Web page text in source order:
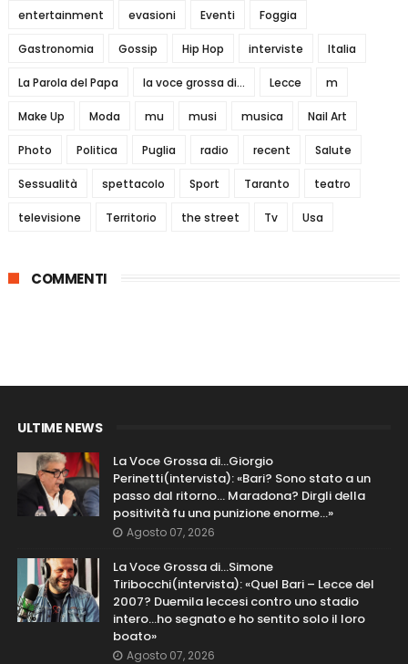
entertainment evasioni Eventi Foggia
Gastronomia Gossip Hip Hop interviste Italia
La Parola del Papa la voce grossa di... Lecce m
Make Up Moda mu musi musica Nail Art
Photo Politica Puglia radio recent Salute
Sessualità spettacolo Sport Taranto teatro
televisione Territorio the street Tv Usa
COMMENTI
ULTIME NEWS
La Voce Grossa di…Giorgio
Perinetti(intervista): «Bari? Sono stato a un
passo dal ritorno... Maradona? Dirgli della
positività fu una punizione enorme…»
Agosto 07, 2026
La Voce Grossa di…Simone
Tiribocchi(intervista): «Quel Bari – Lecce del
2007? Duemila leccesi contro uno stadio
intero...ho segnato e ho sentito solo il loro
boato»
Agosto 07, 2026